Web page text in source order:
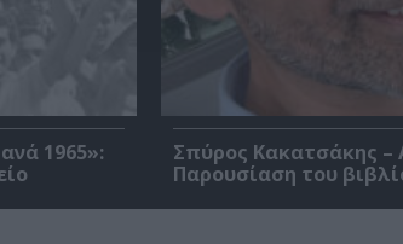
1965»:
Σπύρος Κακατσάκης –
Παρουσίαση του